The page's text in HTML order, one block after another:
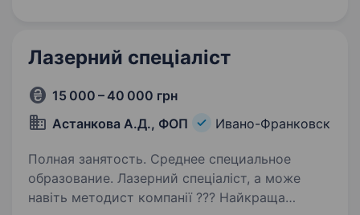
Лазерний спеціаліст
15 000 – 40 000 грн
Астанкова А.Д., ФОП
Ивано-Франковск
Полная занятость. Среднее специальное
образование. Лазерний спеціаліст, а може
навіть методист компанії ??? Найкраща